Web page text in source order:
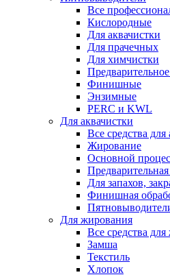
Все
Кислородные
Для аквачистки
Для прачечных
Для химчистки
Финишные
Энзимные
PERC и KWL
Для аквачистки
Все средства для
Жирование
Основной
Предварительная
Для запахов,
Финишная
Для жирования
Все средства
Замша
Текстиль
Хлопок